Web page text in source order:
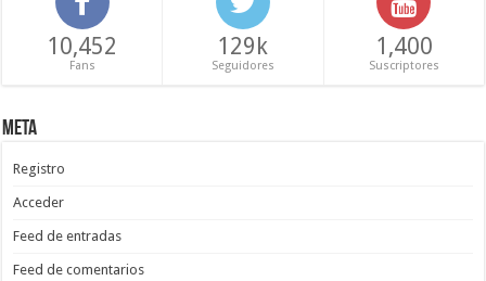
10,452
Fans
129k
Seguidores
1,400
Suscriptores
Meta
Registro
Acceder
Feed de entradas
Feed de comentarios